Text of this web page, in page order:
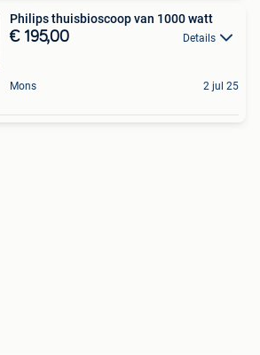
Philips thuisbioscoop van 1000 watt
€ 195,00 Details
Mons 2 jul 25